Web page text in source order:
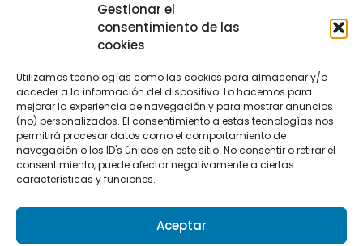
Gestionar el
consentimiento de las
cookies
Utilizamos tecnologías como las cookies para almacenar y/o
acceder a la información del dispositivo. Lo hacemos para
mejorar la experiencia de navegación y para mostrar anuncios
(no) personalizados. El consentimiento a estas tecnologías nos
permitirá procesar datos como el comportamiento de
navegación o los ID's únicos en este sitio. No consentir o retirar el
consentimiento, puede afectar negativamente a ciertas
características y funciones.
Aceptar
CONTACTO
+34 662 342 177
info@vkssport.com
SÍGUENOS
Política de privacidad
Política de cookies